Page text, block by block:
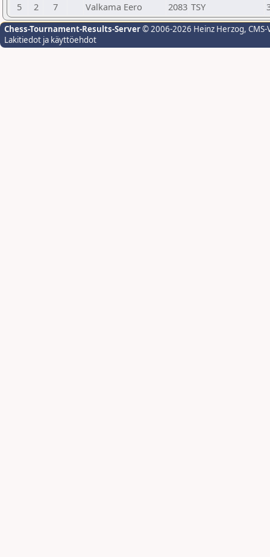
5
2 7 Valkama Eero 2083 TSY
Chess-Tournament-Results-Server© 2006-2026 Heinz Herzog,
Lakitiedot ja käyttöehdot